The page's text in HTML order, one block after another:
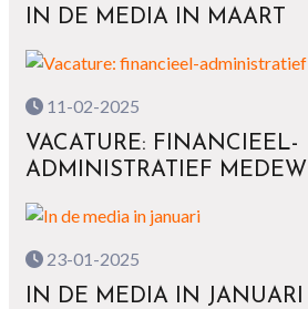
IN DE MEDIA IN MAART
11-02-2025
VACATURE: FINANCIEEL-
ADMINISTRATIEF
23-01-2025
IN DE MEDIA IN JANUARI